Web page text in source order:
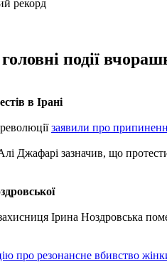
події
в Ірані
заявили про
Джафарі зазначив, що
Ірина Ноздровська
про резонансне вбивство